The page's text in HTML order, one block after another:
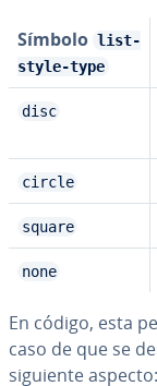
Símbolo list-
style-type
disc
circle
square
none
En código, esta
caso de que se
siguiente aspecto: